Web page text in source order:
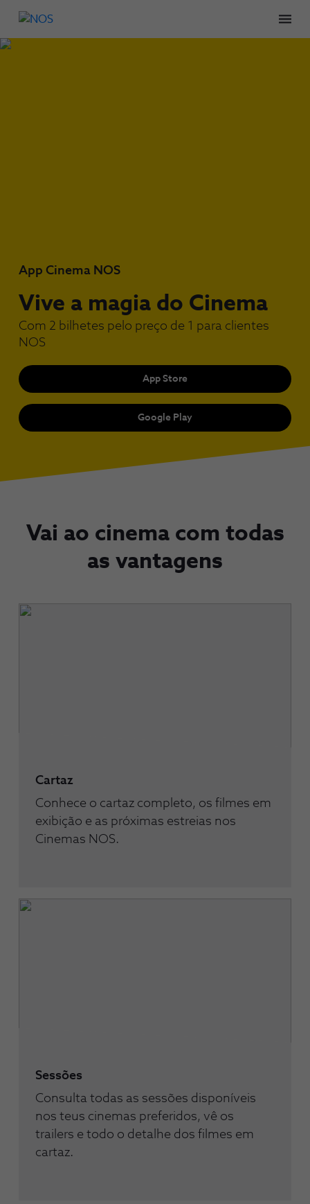
App Cinema NOS
Vive a magia do Cinema
Com 2 bilhetes pelo preço de 1 para clientes
NOS
App Store
Google Play
Vai ao cinema com todas
as vantagens
Cartaz
Conhece o cartaz completo, os filmes em
exibição e as próximas estreias nos
Cinemas NOS.
Sessões
Consulta todas as sessões disponíveis
nos teus cinemas preferidos, vê os
trailers e todo o detalhe dos filmes em
cartaz.